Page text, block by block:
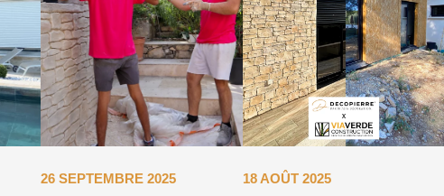
26 SEPTEMBRE 2025 18 AOÛT 2025